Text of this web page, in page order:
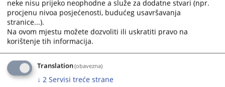
Obavijest o preuzimanju sadržaja
Napomena
integralnom obliku uz navođenje izvora informacije.
Prateći dokumenti
neke nisu prijeko neophodne a služe za dodatne stvari (npr.
procjenu nivoa posjećenosti, budućeg usavršavanja
stranice...).
Na ovom mjestu možete dozvoliti ili uskratiti pravo na
korištenje tih informacija.
Translation(obavezna)
↓ 2 Servisi treće strane